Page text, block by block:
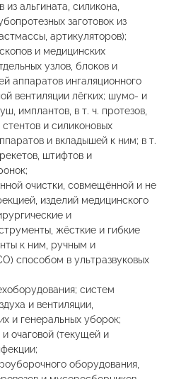
из альгината, силикона,
заготовок из
артикуляторов);
и медицинских
узлов, блоков и
аппаратов ингаляционного
вентиляции лёгких; шумо- и
имплантов, в т. ч. протезов,
и силиконовых
и вкладышей к ним; в т.
штифтов и
очистки, совмещённой и не
изделий медицинского
и
жёсткие и гибкие
к ним, ручным и
способом в ультразвуковых
систем
и вентиляции,
и генеральных уборок;
очаговой (текущей и
оборудования,